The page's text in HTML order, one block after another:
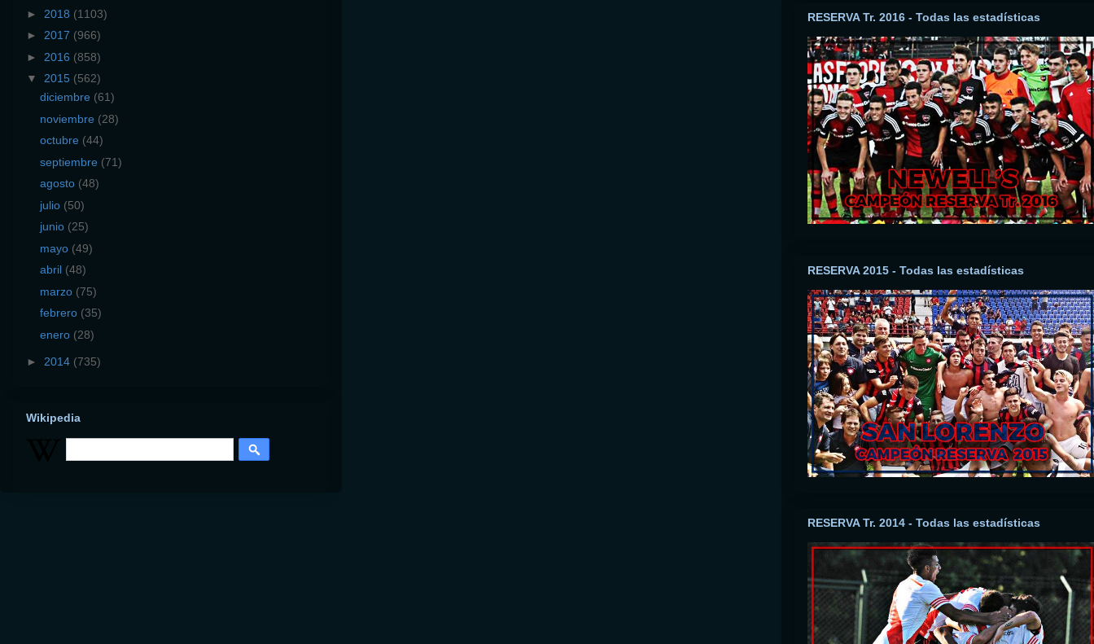
► 2018 (1103)
► 2017 (966)
► 2016 (858)
▼ 2015 (562)
diciembre (61)
noviembre (28)
octubre (44)
septiembre (71)
agosto (48)
julio (50)
junio (25)
mayo (49)
abril (48)
marzo (75)
febrero (35)
enero (28)
► 2014 (735)
Wikipedia
RESERVA Tr. 2016 - Todas las estadísticas
RESERVA 2015 - Todas las estadísticas
RESERVA Tr. 2014 - Todas las estadísticas